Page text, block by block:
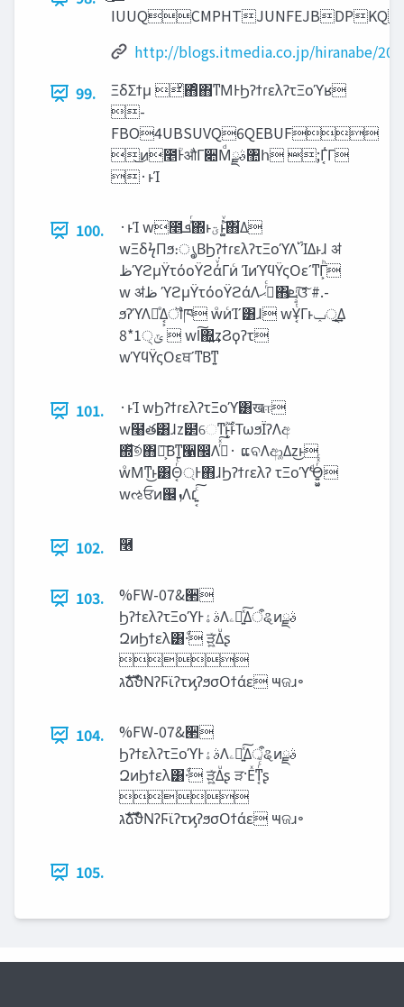
http://blogs.itmedia.co.jp/hiranabe/
99.
ΞδΣϯμ ͦ΋ͦ΋ͳΜͰϦʔϯɾελʔτΞοϓʁ
-
FBO4UBSUVQ6QEBUF
͜ͷ೥ؒͰऔΓ૊Μͩࣄྫ঺հ ;Γ͔͑Γ
·ͱΊ
100.
·ͱΊ w೥‫ͯͬܦ‬΍ͬͱ‫ͱ͚ͨͮ͜ؾ‬΋͋Δ
wΞδϟΠϧ։ൃ͔ΒϦʔϯɾελʔτΞοϓΛ࢝ ΊΔͱɺ ॳ‫
ظ‬ϓϩμΫτόοΫϩάͮ͘Γͷͨ ΊͷϓϥΫςΟεʹͳΓ͕ͪ
w ॳ‫ ظ‬ϓϩμΫτόοΫϩάΛ࡞ͬͨ‫ޙ‬΋‫ܧ‬ଓͯ͠ #.-
ϧʔϓΛճͤΔ͔͕ॏཁ wͦͷͨΊʹ͸ɺ wҰ͔ͭͣͭͬ͠Γͱ‫͢ূݕ‬Δ
8*1੍‫ ݶ‬ wl͠΍͍͢zϨϙʔτ
wϓϥΫςΟεਥʹͳΒͳ͍
101.
·ͱΊ wϦʔϯɾελʔτΞοϓ͸खஈ
w໨త͸ɺz๲େͳ࣌ؒͱ͓ۚͱΤωϧΪʔΛඅ
΍ͯ͠୭΋ཉ͕͠Βͳ͍੡඼Λ࡞ͬͯ͠·͏ ແବΛආ͚Δz͜ͱ
wͦΜͳ͜ͱ͸Θ্͔ͬͨͰ΋ɺϦʔϯɾελʔ τΞοϓʹͩ͜Θ͍͖͍ͬͯͨ
102. ݁࿦
103.
%FW-07&ؔ੢
ϦʔϯελʔτΞοϓͰࣄ‫ۀ‬Λ‫ۦ‬ಈ͍ͯ͠Δऀୡͷࣄྫ
ԶͷϦϯελ͸·ͩ ੜ͖͍ͯΔͧʂ

‫ࣜג‬ձࣾϑΝʔϜϊʔτϗʔϧσΟϯάε ౻ଜɹ৽
104.
%FW-07&ؔ੢
ϦʔϯελʔτΞοϓͰࣄ‫ۀ‬Λ‫ۦ‬ಈ͍ͯ͠Δऀୡͷࣄྫ
ԶͷϦϯελ͸·ͩ ੜ͖͍ͯΔͧʂ ੜ·Εͯͳ͔ͬͨͧʂ

‫ࣜג‬ձࣾϑΝʔϜϊʔτϗʔϧσΟϯάε ౻ଜɹ৽
105.